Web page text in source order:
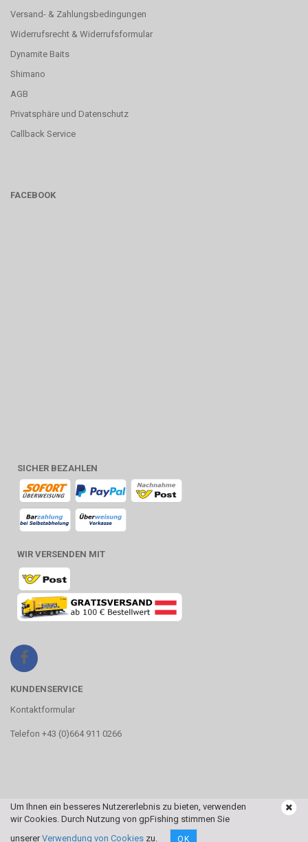
Um Ihnen ein besseres Nutzererlebnis zu bieten, verwenden
wir Cookies. Durch Nutzung von gpFishing stimmen Sie
unsererVerwendung von Cookies zu. OK
Versand- & Zahlungsbedingungen
Widerrufsrecht & Widerrufsformular
Dynamite Baits
Shimano
AGB
Privatsphäre und Datenschutz
Callback Service
FACEBOOK
SICHER BEZAHLEN
WIR VERSENDEN MIT
KUNDENSERVICE
Kontaktformular
Telefon +43 (0)664 911 0266
Webshopby Gambio.de © 2017